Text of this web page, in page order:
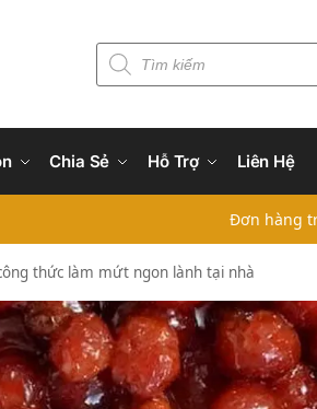
Chia Sẻ Hỗ Trợ Liên Hệ
Đơn hàng
thức làm mứt ngon lành tại nhà